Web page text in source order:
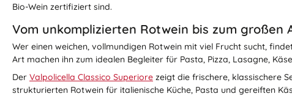
Bio-Wein zertifiziert sind.
Vom unkomplizierten Rotwein bis zum großen
Wer einen weichen, vollmundigen Rotwein mit viel Frucht sucht,
Art machen ihn zum idealen Begleiter für Pasta, Pizza, Lasagne,
Der Valpolicella Classico Superiore zeigt die frischere, klassischere
strukturierten Rotwein für italienische Küche, Pasta und gereiften